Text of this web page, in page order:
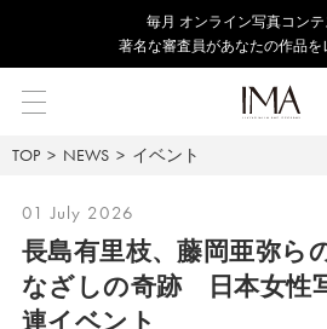
毎⽉ オンライン写真コン
著名な審査員があなたの作品
TOP NEWS イベント
01 July 2026
長島有里枝、藤岡亜弥ら
なざしの奇跡 日本女性
連イベント